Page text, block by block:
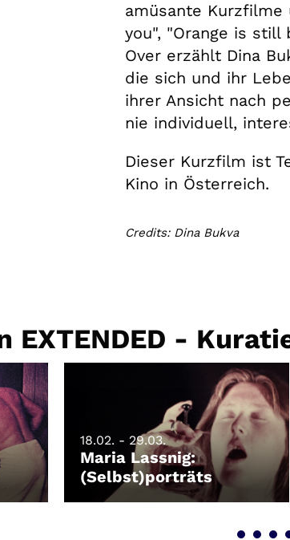
amüsante
you", "Orange is
Over erzählt Dina
die sich und ihr
ihrer Ansicht nach
nie individuell,
Dieser Kurzfilm ist
Kino in Österreich.
Credits: Dina Bukva
EXTENDED -
18.02. - 29.03.
Maria Lassnig:
(Selbst)porträts